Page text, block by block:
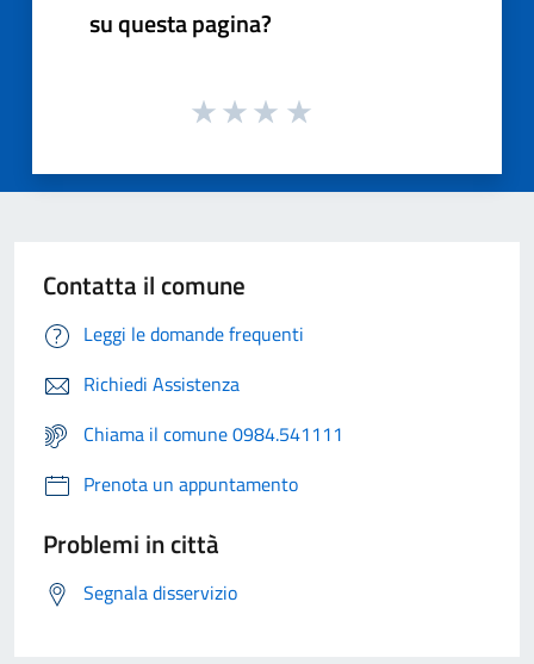
su questa pagina?
Contatta il comune
Leggi le domande frequenti
Richiedi Assistenza
Chiama il comune 0984.541111
Prenota un appuntamento
Problemi in città
Segnala disservizio